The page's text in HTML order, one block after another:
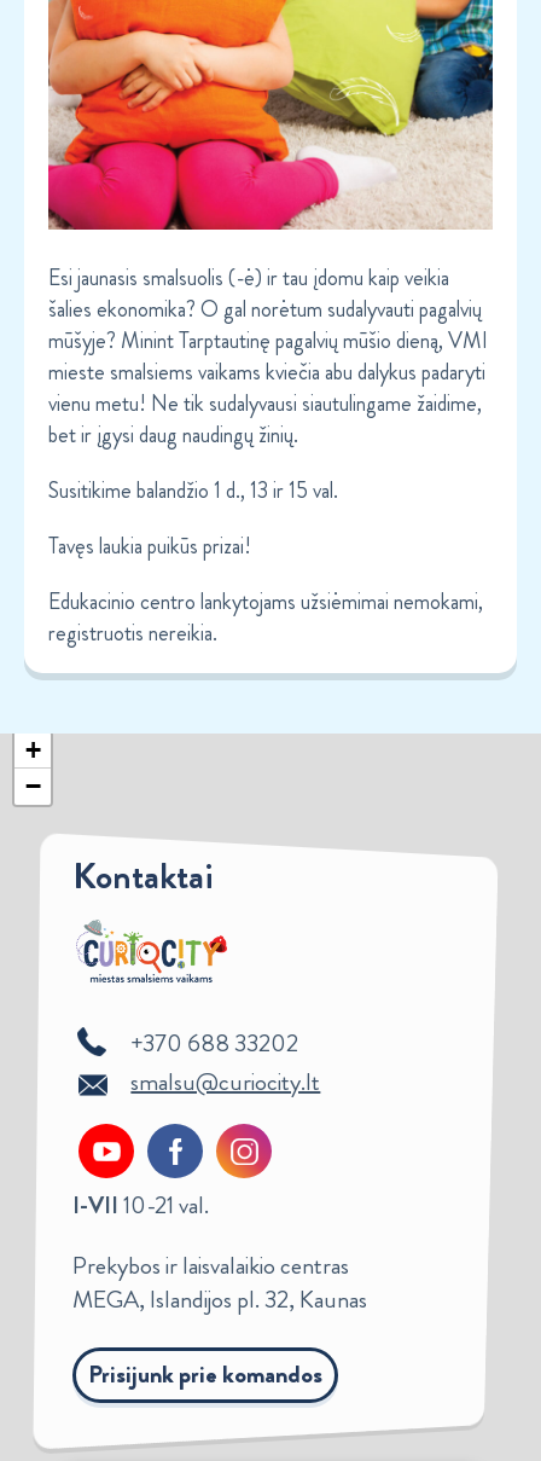
Esi jaunasis smalsuolis (-ė) ir tau įdomu kaip veikia
šalies ekonomika? O gal norėtum sudalyvauti pagalvių
mūšyje? Minint Tarptautinę pagalvių mūšio dieną, VMI
mieste smalsiems vaikams kviečia abu dalykus padaryti
vienu metu! Ne tik sudalyvausi siautulingame žaidime,
bet ir įgysi daug naudingų žinių.
Susitikime balandžio 1 d., 13 ir 15 val.
Tavęs laukia puikūs prizai!
Edukacinio centro lankytojams užsiėmimai nemokami,
registruotis nereikia.
+
−
Kontaktai
+370 688 33202
smalsu@curiocity.lt
I-VII10-21 val.
Prekybos ir laisvalaikio centras
MEGA, Islandijos pl. 32, Kaunas
Prisijunk prie komandos